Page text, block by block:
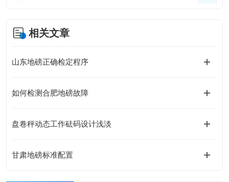
相关文章
山东地磅正确检定程序
如何检测合肥地磅故障
盘卷秤动态工作砝码设计浅淡
甘肃地磅标准配置